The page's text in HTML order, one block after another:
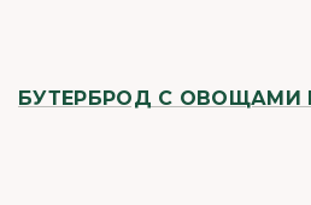
БУТЕРБРОД С ОВОЩАМИ